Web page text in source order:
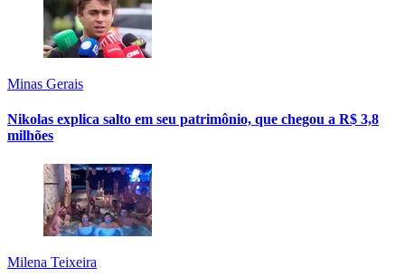
Minas Gerais
Nikolas explica salto em seu patrimônio, que chegou a R$ 3,8
milhões
Milena Teixeira